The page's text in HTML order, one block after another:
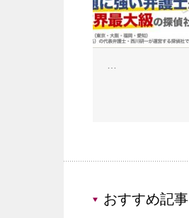
おすすめ記事